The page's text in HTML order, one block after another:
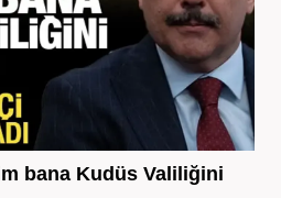
bana Kudüs Valiliğini